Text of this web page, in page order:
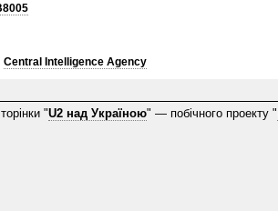
Central Intelligence Agency
"U2 над Україною" — побічного проекту "